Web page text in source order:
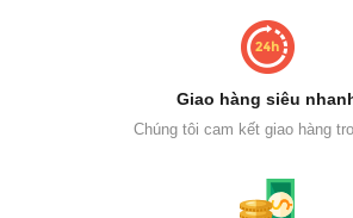
Giao hàng siêu
Chúng tôi cam kết giao hàng